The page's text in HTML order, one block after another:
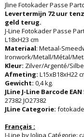
Jline Fotokader Passe
Levertermijn 72 uur
geld terug.
J-Line Fotokader Passe
L18xH23 cm
Materiaal: Metaal-
Ironwork/Metall/Métal/
Kleur: Zilver/Argenté/
Afmeting: L15xB18xH22
Gewicht: 0,4 kg.
JLine J-Line Barcode EAN
27382 JO27382
JLine Categorie:
Français :
J-Line by Jolipa Catégorie: